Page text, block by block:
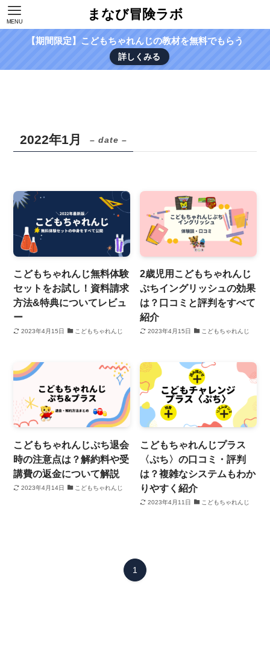
まなび冒険ラボ
MENU
【期間限定】こどもちゃれんじの教材を無料でもらう
詳しくみる
2022年1月 – date –
こどもちゃれんじ無料体験
セットをお試し！資料請求
方法&特典についてレビュ
ー
2023年4月15日 こどもちゃれんじ
2歳児用こどもちゃれんじ
ぷちイングリッシュの効果
は？口コミと評判をすべて
紹介
2023年4月15日 こどもちゃれんじ
こどもちゃれんじぷち退会
時の注意点は？解約料や受
講費の返金について解説
2023年4月14日 こどもちゃれんじ
こどもちゃれんじプラス
〈ぷち〉の口コミ・評判
は？複雑なシステムもわか
りやすく紹介
2023年4月11日 こどもちゃれんじ
1